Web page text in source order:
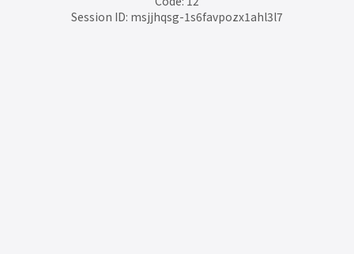
Session ID: msjjhqsg-1s6favpozx1ahl3l7